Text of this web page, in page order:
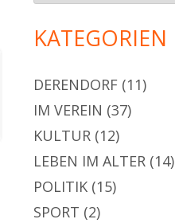
KATEGORIEN
DERENDORF (11)
IM VEREIN (37)
KULTUR (12)
LEBEN IM ALTER (14)
POLITIK (15)
SPORT (2)